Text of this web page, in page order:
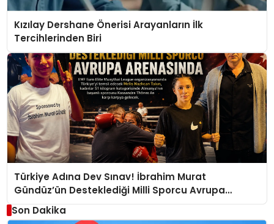
Kızılay Dershane Önerisi Arayanların İlk
Tercihlerinden Biri
Türkiye Adına Dev Sınav! İbrahim Murat
Gündüz’ün Desteklediği Milli Sporcu Avrupa
Arenasında
Son Dakika